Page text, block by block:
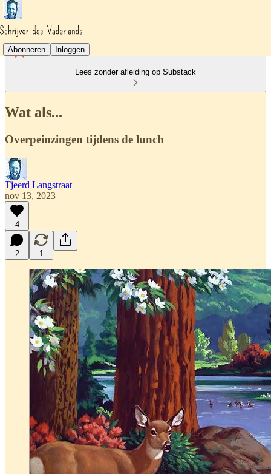
Abonneren Inloggen
Lees zonder afleiding op Substack
Wat als...
Overpeinzingen tijdens de lunch
Tjeerd Langstraat
nov 13, 2023
4
2 1